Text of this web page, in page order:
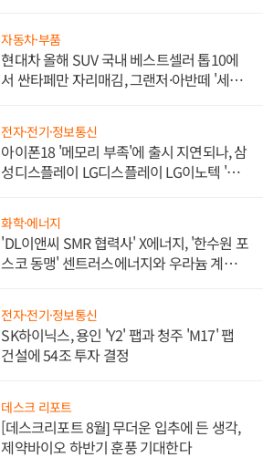
자동차·부품
현대차 올해 SUV 국내 베스트셀러 톱10에
서 싼타페만 자리매김, 그랜저·아반떼 '세단
전자·전기·정보통신
아이폰18 '메모리 부족'에 출시 지연되나, 삼
성디스플레이 LG디스플레이 LG이노텍 '탈
화학·에너지
'DL이앤씨 SMR 협력사' X에너지, '한수원 포
스코 동맹' 센트러스에너지와 우라늄 계약
전자·전기·정보통신
SK하이닉스, 용인 'Y2' 팹과 청주 'M17' 팹
건설에 54조 투자 결정
데스크 리포트
[데스크리포트 8월] 무더운 입추에 든 생각,
제약바이오 하반기 훈풍 기대한다